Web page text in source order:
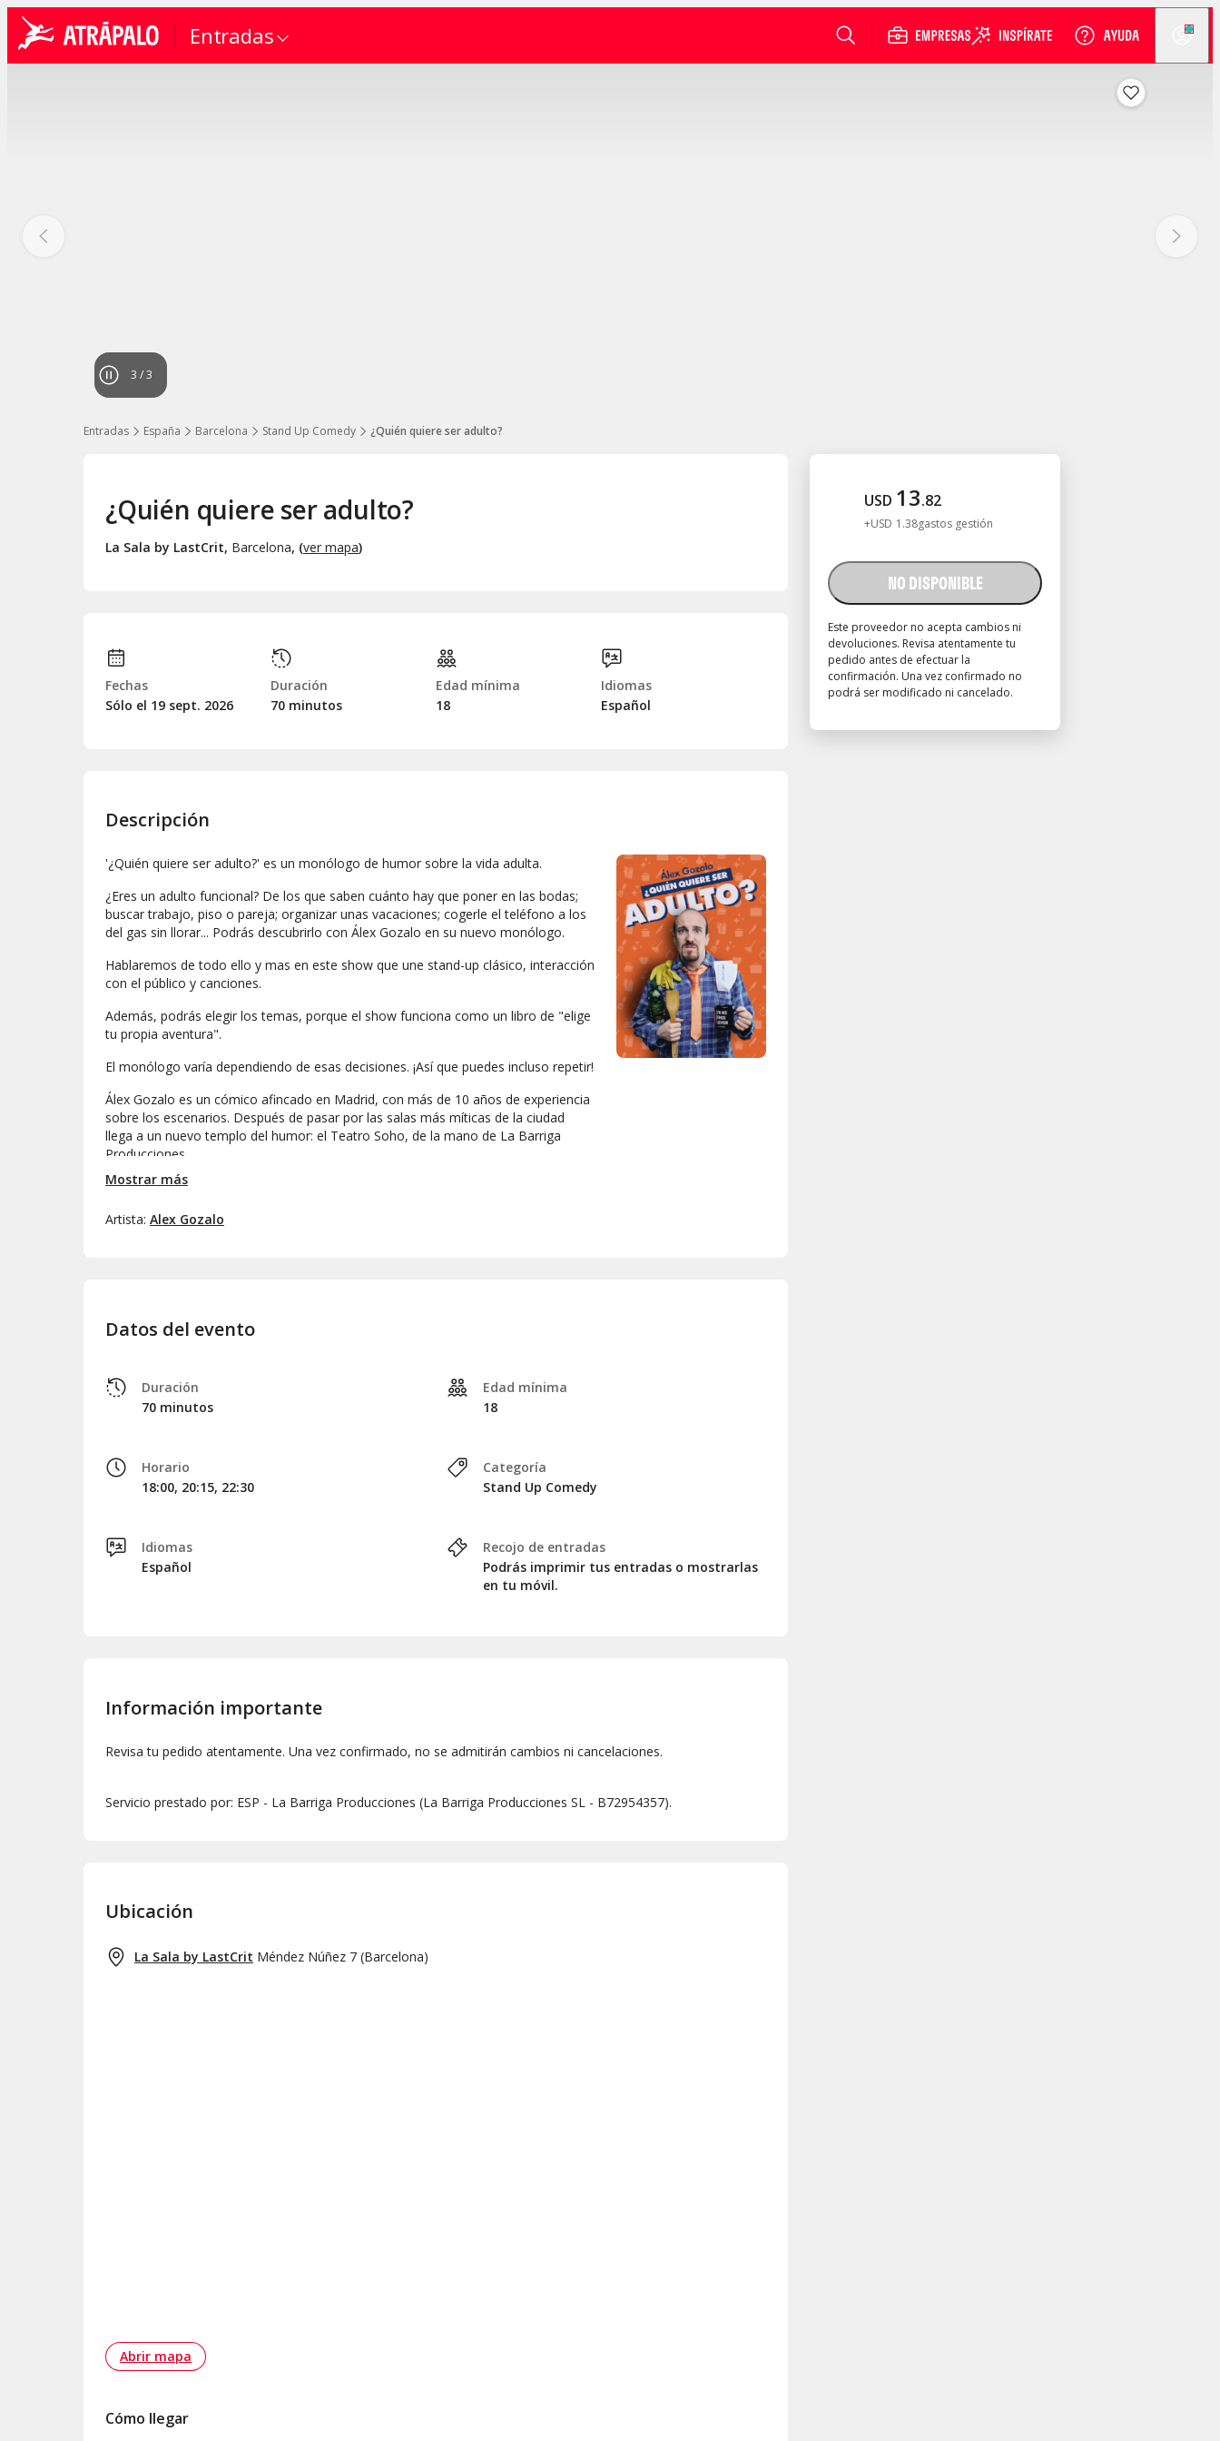
Entradas
1 /3
Entradas España Barcelona Stand Up Comedy ¿Quién quiere ser adulto?
USD 13.82
+USD 1 .38gastos gestión
NO DISPONIBLE
Este proveedor no acepta cambios ni
devoluciones. Revisa atentamente tu
pedido antes de efectuar la
confirmación. Una vez confirmado no
podrá ser modificado ni cancelado.
¿Quién quiere ser adulto?
La Sala by LastCrit, Barcelona, (ver mapa)
Fechas
Sólo el 19 sept. 2026
Duración
70 minutos
Edad mínima
18
Idiomas
Español
Descripción
'¿Quién quiere ser adulto?' es un monólogo de humor sobre la vida adulta.
¿Eres un adulto funcional? De los que saben cuánto hay que poner en las bodas;
buscar trabajo, piso o pareja; organizar unas vacaciones; cogerle el teléfono a los
del gas sin llorar... Podrás descubrirlo con Álex Gozalo en su nuevo monólogo.
Hablaremos de todo ello y mas en este show que une stand-up clásico, interacción
con el público y canciones.
Además, podrás elegir los temas, porque el show funciona como un libro de "elige
tu propia aventura".
El monólogo varía dependiendo de esas decisiones. ¡Así que puedes incluso repetir!
Álex Gozalo es un cómico afincado en Madrid, con más de 10 años de experiencia
sobre los escenarios. Después de pasar por las salas más míticas de la ciudad
llega a un nuevo templo del humor: el Teatro Soho, de la mano de La Barriga
Producciones.
Ven a reír y a preguntarte '¿Quién quiere ser adulto?'
Mostrar más
Artista: Alex Gozalo
Datos del evento
Duración
70 minutos
Horario
18:00, 20:15, 22:30
Idiomas
Español
Edad mínima
18
Categoría
Stand Up Comedy
Recojo de entradas
Podrás imprimir tus entradas o mostrarlas
en tu móvil.
Información importante
Revisa tu pedido atentamente. Una vez confirmado, no se admitirán cambios ni cancelaciones.
Servicio prestado por: ESP - La Barriga Producciones (La Barriga Producciones SL - B72954357).
Ubicación
La Sala by LastCrit Méndez Núñez 7 (Barcelona)
Abrir mapa
Cómo llegar